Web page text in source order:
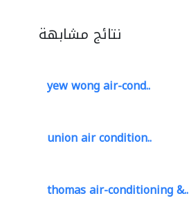
نتائج مشابهة
yew wong air-cond..
union air condition..
thomas air-conditioning &..